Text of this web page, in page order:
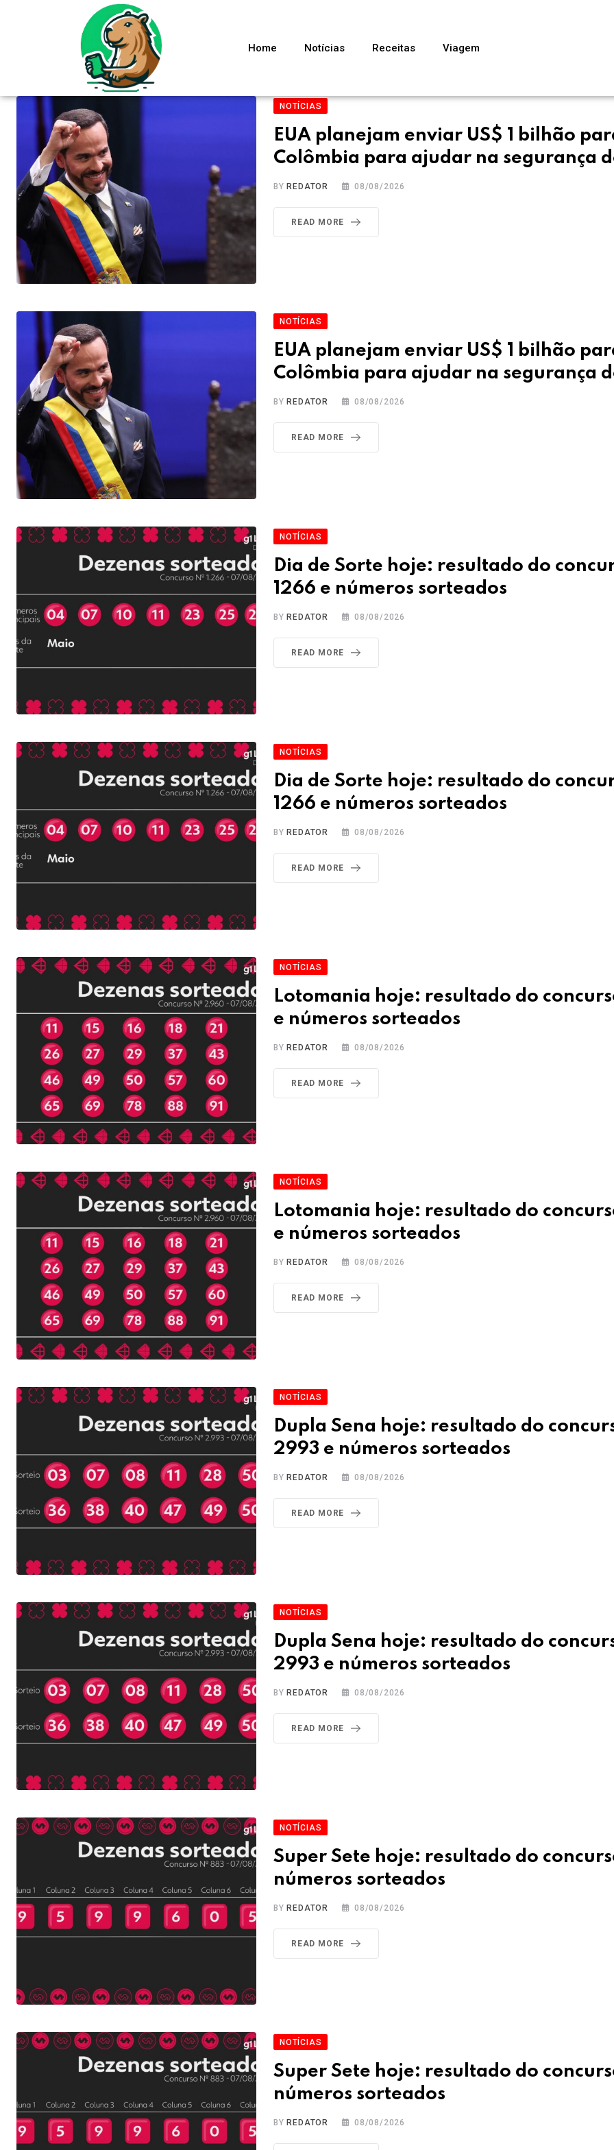
Home Notícias Receitas Viagem
NOTÍCIAS
EUA planejam enviar US$ 1 bilhão
Colômbia para ajudar na segurança
BY REDATOR 08/08/2026
READ MORE
NOTÍCIAS
EUA planejam enviar US$ 1 bilhão
Colômbia para ajudar na segurança
BY REDATOR 08/08/2026
READ MORE
NOTÍCIAS
Dia de Sorte hoje: resultado do
1266 e números sorteados
BY REDATOR 08/08/2026
READ MORE
NOTÍCIAS
Dia de Sorte hoje: resultado do
1266 e números sorteados
BYREDATOR 08/08/2026
READ MORE
NOTÍCIAS
Lotomania hoje: resultado do
e números sorteados
BYREDATOR 08/08/2026
READ MORE
NOTÍCIAS
Lotomania hoje: resultado do
e números sorteados
BY REDATOR 08/08/2026
READ MORE
NOTÍCIAS
Dupla Sena hoje: resultado do
2993 e números sorteados
BY REDATOR 08/08/2026
READ MORE
NOTÍCIAS
Dupla Sena hoje: resultado do
2993 e números sorteados
BYREDATOR 08/08/2026
READ MORE
NOTÍCIAS
Super Sete hoje: resultado do
números sorteados
BYREDATOR 08/08/2026
READ MORE
NOTÍCIAS
Super Sete hoje: resultado do
números sorteados
BY REDATOR 08/08/2026